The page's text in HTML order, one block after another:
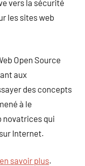
vers la sécurité
les sites web
Open Source
aux
des concepts
à le
novatrices qui
Internet.
savoir plus.